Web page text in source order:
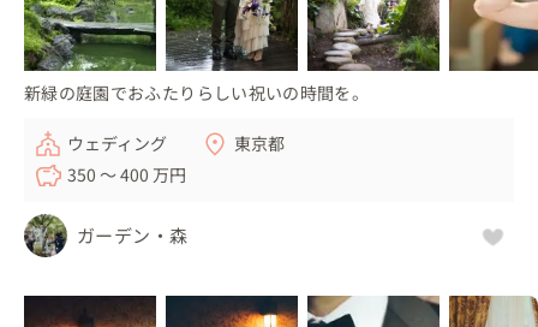
新緑の庭園でおふたりらしい祝いの時間を。
ウェディング
東京都
350 〜 400 万円
ガーデン・森